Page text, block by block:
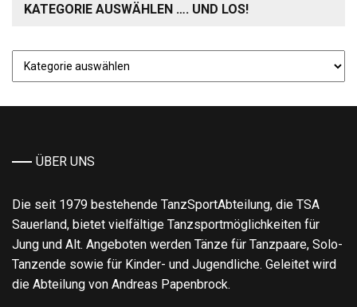
KATEGORIE AUSWÄHLEN …. UND LOS!
auswählen
und
ÜBER UNS
Die seit 1979 bestehende TanzSportAbteilung, die TSA
Sauerland, bietet vielfältige Tanzsportmöglichkeiten für
Jung und Alt. Angeboten werden Tänze für Tanzpaare, Solo-
Tanzende sowie für Kinder- und Jugendliche. Geleitet wird
die Abteilung von Andreas Papenbrock.